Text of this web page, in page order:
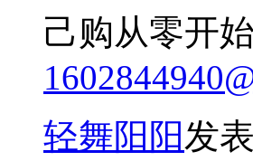
己购从零开
轻舞阳阳发